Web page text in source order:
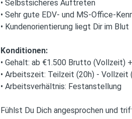
• Selbstsicheres Auftreten
• Sehr gute EDV- und MS-Office-
• Kundenorientierung liegt Dir im Blut
Konditionen:
• Gehalt: ab €1.500 Brutto (Vollzeit)
• Arbeitszeit: Teilzeit (20h) - Vollzeit
• Arbeitsverhältnis: Festanstellung
Fühlst Du Dich angesprochen und